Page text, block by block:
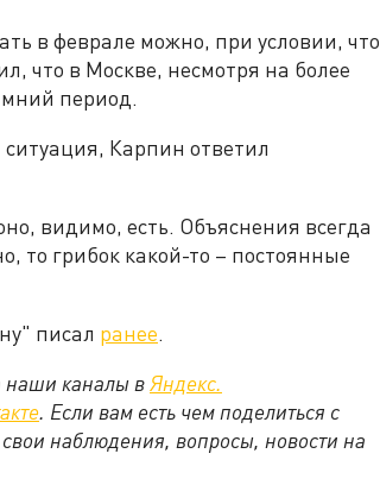
в феврале можно, при условии, что
что в Москве, несмотря на более
период.
Карпин ответил
видимо, есть. Объяснения всегда
то грибок какой-то – постоянные
писал ранее.
наши каналы вЯндекс.
. Если вам есть чем поделиться с
наблюдения, вопросы, новости на